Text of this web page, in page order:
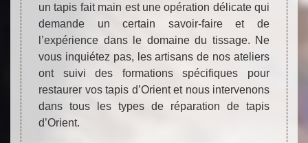
un tapis fait main est une opération délicate qui
demande un certain savoir-faire et de
l’expérience dans le domaine du tissage. Ne
vous inquiétez pas, les artisans de nos ateliers
ont suivi des formations spécifiques pour
restaurer vos tapis d’Orient et nous intervenons
dans tous les types de réparation de tapis
d’Orient.